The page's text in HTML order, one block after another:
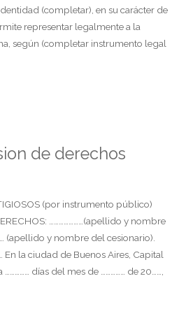
(completar), en su carácter de
representar legalmente a la
según (completar instrumento legal
de derechos
(por instrumento público)
…………………(apellido y nombre
(apellido y nombre del cesionario).
En la ciudad de Buenos Aires, Capital
días del mes de …………… de 20……,